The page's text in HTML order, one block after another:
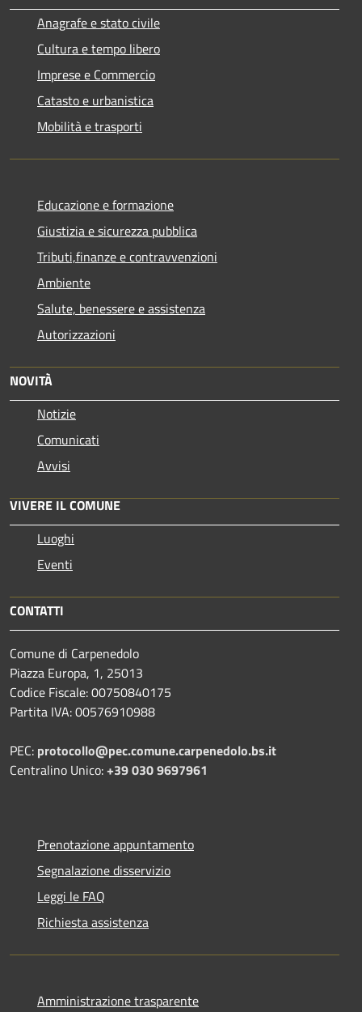
Anagrafe e stato civile
Cultura e tempo libero
Imprese e Commercio
Catasto e urbanistica
Mobilità e trasporti
Educazione e formazione
Giustizia e sicurezza pubblica
Tributi,finanze e contravvenzioni
Ambiente
Salute, benessere e assistenza
Autorizzazioni
NOVITÀ
Notizie
Comunicati
Avvisi
VIVERE IL COMUNE
Luoghi
Eventi
CONTATTI
Comune di Carpenedolo
Piazza Europa, 1, 25013
Codice Fiscale: 00750840175
Partita IVA: 00576910988
PEC: protocollo@pec.comune.carpenedolo.bs.it
Centralino Unico:+39 030 9697961
Prenotazione appuntamento
Segnalazione disservizio
Leggi le FAQ
Richiesta assistenza
Amministrazione trasparente